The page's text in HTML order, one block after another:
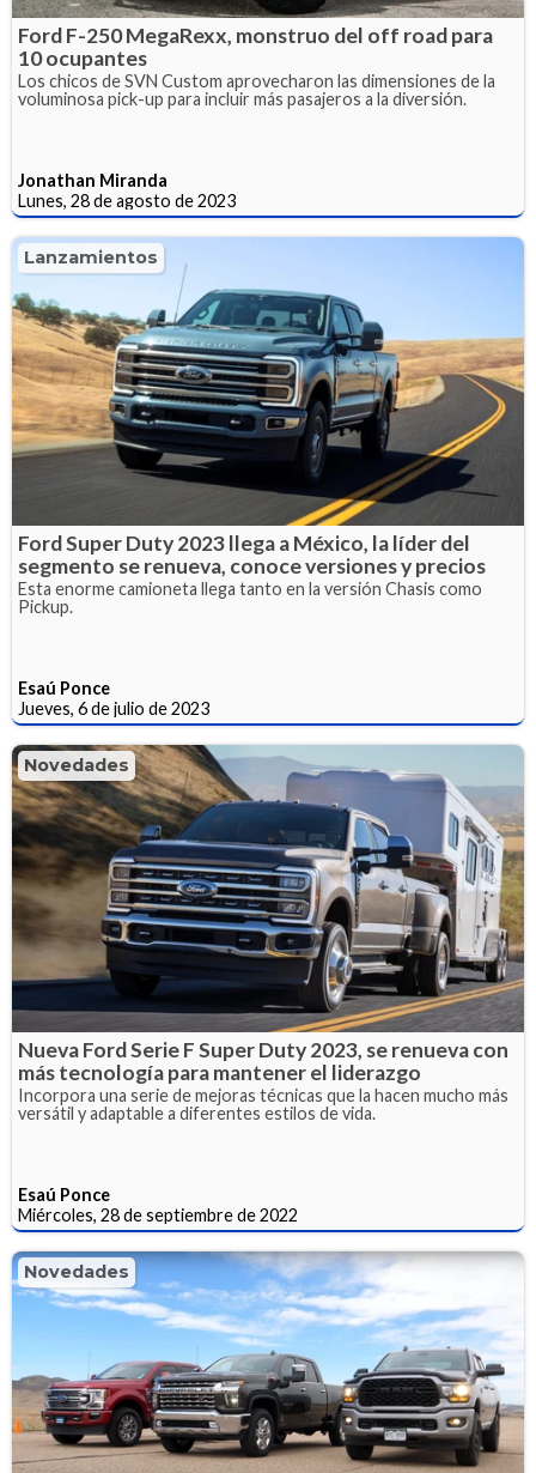
Ford F-250 MegaRexx, monstruo del off road para
10 ocupantes
Los chicos de SVN Custom aprovecharon las dimensiones de la
voluminosa pick-up para incluir más pasajeros a la diversión.
Jonathan Miranda
Lunes, 28 de agosto de 2023
Lanzamientos
Ford Super Duty 2023 llega a México, la líder del
segmento se renueva, conoce versiones y precios
Esta enorme camioneta llega tanto en la versión Chasis como
Pickup.
Esaú Ponce
Jueves, 6 de julio de 2023
Novedades
Nueva Ford Serie F Super Duty 2023, se renueva con
más tecnología para mantener el liderazgo
Incorpora una serie de mejoras técnicas que la hacen mucho más
versátil y adaptable a diferentes estilos de vida.
Esaú Ponce
Miércoles, 28 de septiembre de 2022
Novedades